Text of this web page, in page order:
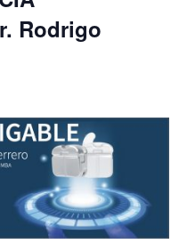
Rodrigo